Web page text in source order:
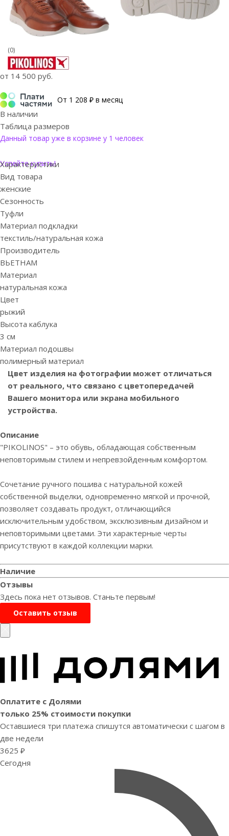
(0)
от 14 500 руб.
От 1 208 ₽ в месяц
В наличии
Таблица размеров
Данный товар уже в корзине у 1 человек
Успейте купить!
Характеристики
Вид товара
женские
Сезонность
Туфли
Материал подкладки
текстиль/натуральная кожа
Производитель
ВЬЕТНАМ
Материал
натуральная кожа
Цвет
рыжий
Высота каблука
3 см
Материал подошвы
полимерный материал
Цвет изделия на фотографии может отличаться
от реального, что связано с цветопередачей
Вашего монитора или экрана мобильного
устройства.
Описание
"PIKOLINOS" – это обувь, обладающая собственным
неповторимым стилем и непревзойденным комфортом.
Сочетание ручного пошива с натуральной кожей
собственной выделки, одновременно мягкой и прочной,
позволяет создавать продукт, отличающийся
исключительным удобством, эксклюзивным дизайном и
неповторимыми цветами. Эти характерные черты
присутствуют в каждой коллекции марки.
Наличие
Отзывы
Здесь пока нет отзывов. Станьте первым!
Оставить отзыв
Оплатите с Долями
только 25% стоимости покупки
Оставшиеся три платежа спишутся автоматически с шагом в
две недели
3625 ₽
Сегодня